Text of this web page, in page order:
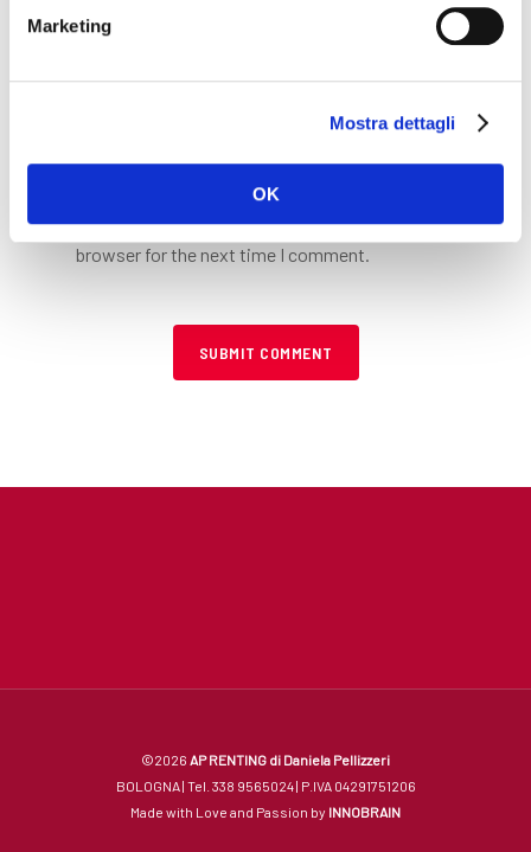
Marketing
Mostra dettagli
OK
Save my name, email, and website in this
browser for the next time I comment.
©2026 AP RENTING di Daniela Pellizzeri
BOLOGNA | Tel. 338 9565024 | P.IVA 04291751206
Made with Love and Passion by INNOBRAIN